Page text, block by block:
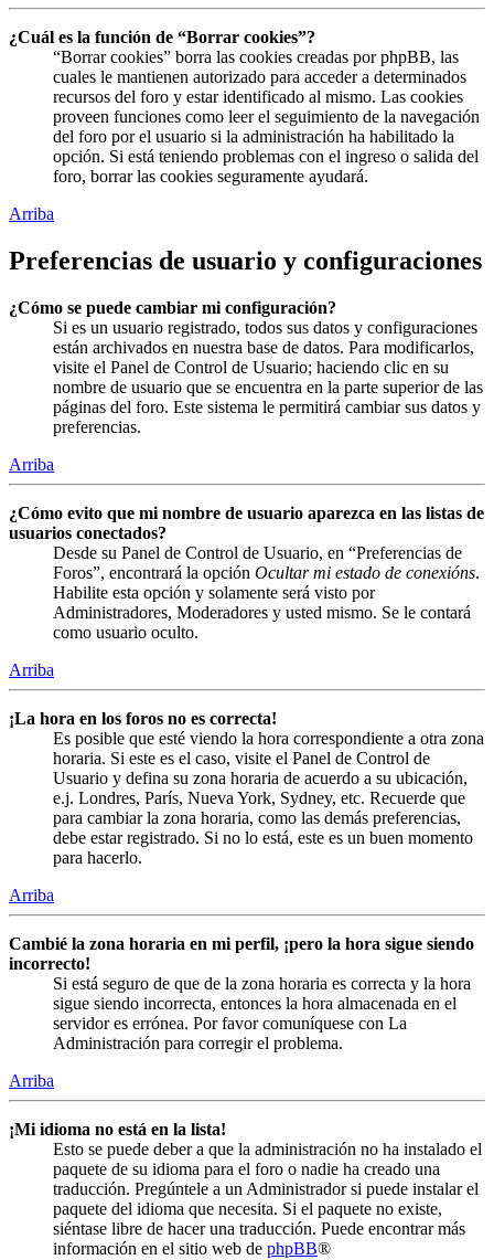
¿Cuál es la función de “Borrar cookies”?
“Borrar cookies” borra las cookies creadas por phpBB, las
cuales le mantienen autorizado para acceder a determinados
recursos del foro y estar identificado al mismo. Las cookies
proveen funciones como leer el seguimiento de la navegación
del foro por el usuario si la administración ha habilitado la
opción. Si está teniendo problemas con el ingreso o salida del
foro, borrar las cookies seguramente ayudará.
Arriba
Preferencias de usuario y configuraciones
¿Cómo se puede cambiar mi configuración?
Si es un usuario registrado, todos sus datos y configuraciones
están archivados en nuestra base de datos. Para modificarlos,
visite el Panel de Control de Usuario; haciendo clic en su
nombre de usuario que se encuentra en la parte superior de las
páginas del foro. Este sistema le permitirá cambiar sus datos y
preferencias.
Arriba
¿Cómo evito que mi nombre de usuario aparezca en las listas de
usuarios conectados?
Desde su Panel de Control de Usuario, en “Preferencias de
Foros”, encontrará la opción Ocultar mi estado de conexións.
Habilite esta opción y solamente será visto por
Administradores, Moderadores y usted mismo. Se le contará
como usuario oculto.
Arriba
¡La hora en los foros no es correcta!
Es posible que esté viendo la hora correspondiente a otra zona
horaria. Si este es el caso, visite el Panel de Control de
Usuario y defina su zona horaria de acuerdo a su ubicación,
e.j. Londres, París, Nueva York, Sydney, etc. Recuerde que
para cambiar la zona horaria, como las demás preferencias,
debe estar registrado. Si no lo está, este es un buen momento
para hacerlo.
Arriba
Cambié la zona horaria en mi perfil, ¡pero la hora sigue siendo
incorrecto!
Si está seguro de que de la zona horaria es correcta y la hora
sigue siendo incorrecta, entonces la hora almacenada en el
servidor es errónea. Por favor comuníquese con La
Administración para corregir el problema.
Arriba
¡Mi idioma no está en la lista!
Esto se puede deber a que la administración no ha instalado el
paquete de su idioma para el foro o nadie ha creado una
traducción. Pregúntele a un Administrador si puede instalar el
paquete del idioma que necesita. Si el paquete no existe,
siéntase libre de hacer una traducción. Puede encontrar más
información en el sitio web de phpBB®